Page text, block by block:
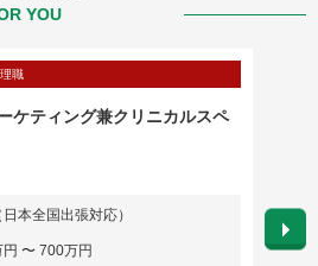
YOU
職
ケティング兼クリニカルスペ
本全国出張対応）
〜 700万円
勤務
英語
給 与